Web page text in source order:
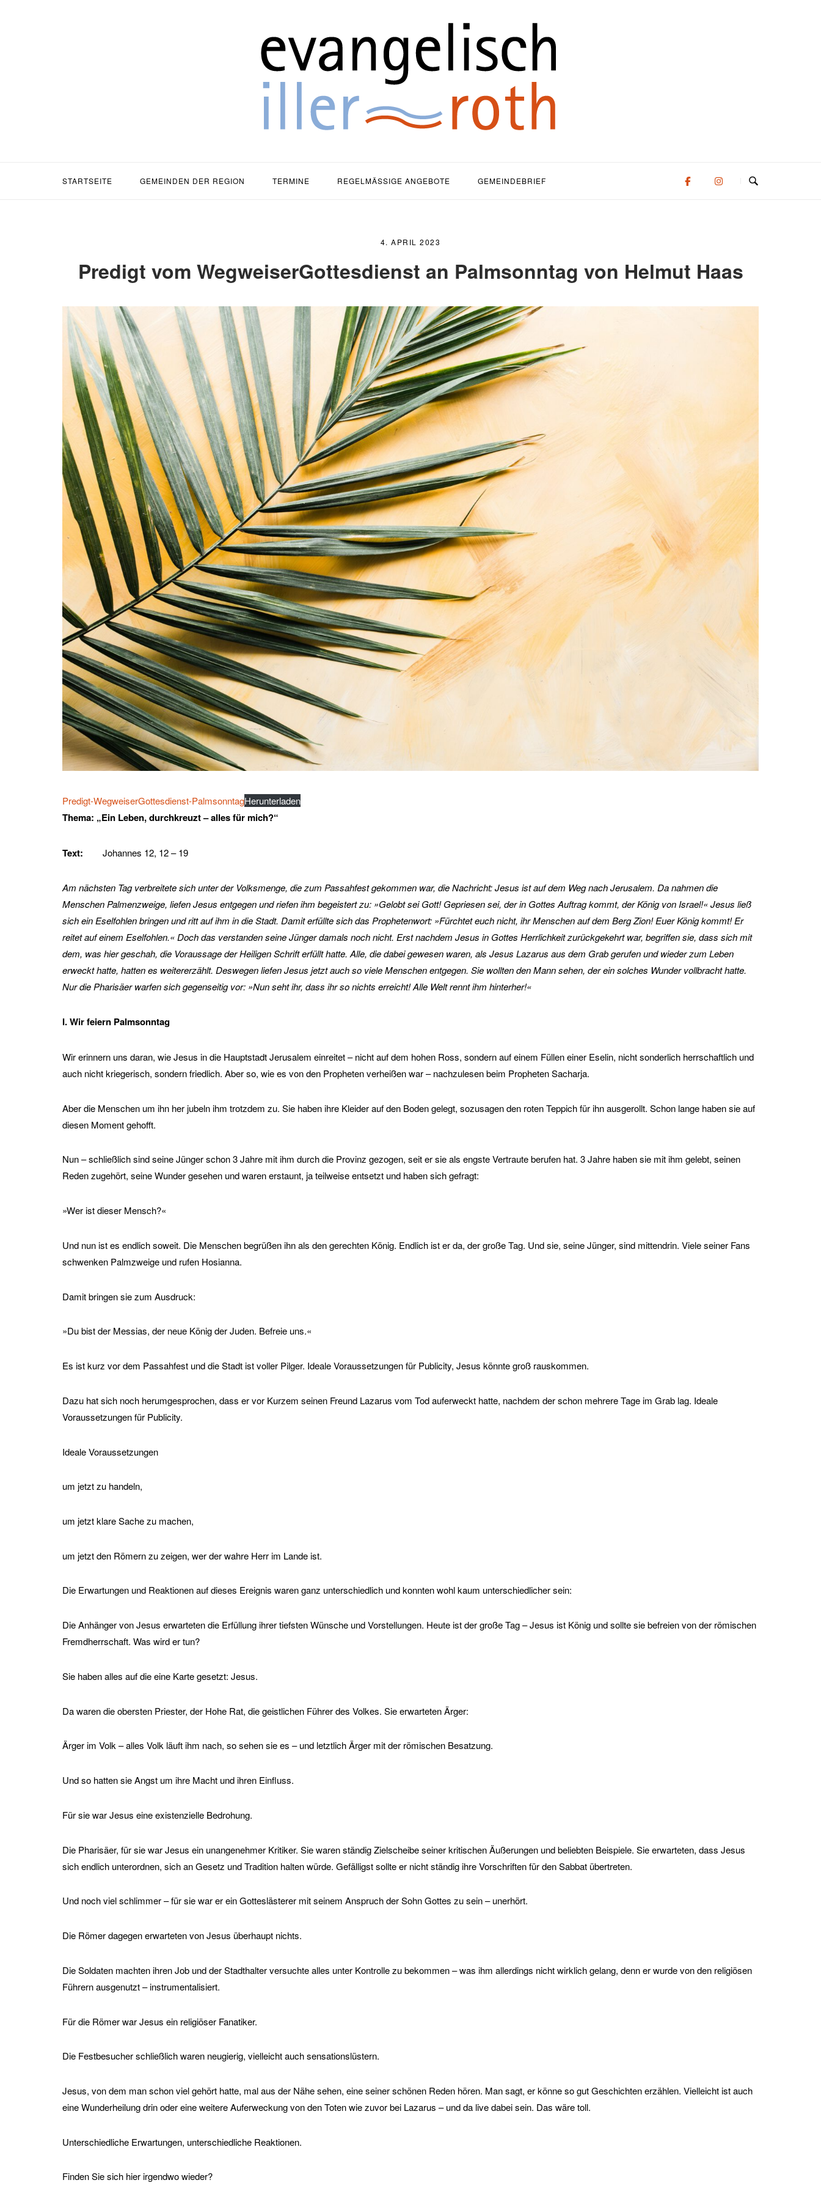
STARTSEITE GEMEINDEN DER REGION TERMINE REGELMÄSSIGE ANGEBOTE GEMEINDEBRIEF
4. APRIL 2023
Predigt vom WegweiserGottesdienst an Palmsonntag von Helmut Haas
Predigt-WegweiserGottesdienst-PalmsonntagHerunterladen
Thema: „Ein Leben, durchkreuzt – alles für mich?“
Text: Johannes 12, 12 – 19
Am nächsten Tag verbreitete sich unter der Volksmenge, die zum Passahfest gekommen war, die Nachricht: Jesus ist auf dem Weg nach Jerusalem. Da nahmen die
Menschen Palmenzweige, liefen Jesus entgegen und riefen ihm begeistert zu: »Gelobt sei Gott! Gepriesen sei, der in Gottes Auftrag kommt, der König von Israel!« Jesus ließ
sich ein Eselfohlen bringen und ritt auf ihm in die Stadt. Damit erfüllte sich das Prophetenwort: »Fürchtet euch nicht, ihr Menschen auf dem Berg Zion! Euer König kommt! Er
reitet auf einem Eselfohlen.« Doch das verstanden seine Jünger damals noch nicht. Erst nachdem Jesus in Gottes Herrlichkeit zurückgekehrt war, begriffen sie, dass sich mit
dem, was hier geschah, die Voraussage der Heiligen Schrift erfüllt hatte. Alle, die dabei gewesen waren, als Jesus Lazarus aus dem Grab gerufen und wieder zum Leben
erweckt hatte, hatten es weitererzählt. Deswegen liefen Jesus jetzt auch so viele Menschen entgegen. Sie wollten den Mann sehen, der ein solches Wunder vollbracht hatte.
Nur die Pharisäer warfen sich gegenseitig vor: »Nun seht ihr, dass ihr so nichts erreicht! Alle Welt rennt ihm hinterher!«
I. Wir feiern Palmsonntag
Wir erinnern uns daran, wie Jesus in die Hauptstadt Jerusalem einreitet – nicht auf dem hohen Ross, sondern auf einem Füllen einer Eselin, nicht sonderlich herrschaftlich und
auch nicht kriegerisch, sondern friedlich. Aber so, wie es von den Propheten verheißen war – nachzulesen beim Propheten Sacharja.
Aber die Menschen um ihn her jubeln ihm trotzdem zu. Sie haben ihre Kleider auf den Boden gelegt, sozusagen den roten Teppich für ihn ausgerollt. Schon lange haben sie auf
diesen Moment gehofft.
Nun – schließlich sind seine Jünger schon 3 Jahre mit ihm durch die Provinz gezogen, seit er sie als engste Vertraute berufen hat. 3 Jahre haben sie mit ihm gelebt, seinen
Reden zugehört, seine Wunder gesehen und waren erstaunt, ja teilweise entsetzt und haben sich gefragt:
»Wer ist dieser Mensch?«
Und nun ist es endlich soweit. Die Menschen begrüßen ihn als den gerechten König. Endlich ist er da, der große Tag. Und sie, seine Jünger, sind mittendrin. Viele seiner Fans
schwenken Palmzweige und rufen Hosianna.
Damit bringen sie zum Ausdruck:
»Du bist der Messias, der neue König der Juden. Befreie uns.«
Es ist kurz vor dem Passahfest und die Stadt ist voller Pilger. Ideale Voraussetzungen für Publicity, Jesus könnte groß rauskommen.
Dazu hat sich noch herumgesprochen, dass er vor Kurzem seinen Freund Lazarus vom Tod auferweckt hatte, nachdem der schon mehrere Tage im Grab lag. Ideale
Voraussetzungen für Publicity.
Ideale Voraussetzungen
um jetzt zu handeln,
um jetzt klare Sache zu machen,
um jetzt den Römern zu zeigen, wer der wahre Herr im Lande ist.
Die Erwartungen und Reaktionen auf dieses Ereignis waren ganz unterschiedlich und konnten wohl kaum unterschiedlicher sein:
Die Anhänger von Jesus erwarteten die Erfüllung ihrer tiefsten Wünsche und Vorstellungen. Heute ist der große Tag – Jesus ist König und sollte sie befreien von der römischen
Fremdherrschaft. Was wird er tun?
Sie haben alles auf die eine Karte gesetzt: Jesus.
Da waren die obersten Priester, der Hohe Rat, die geistlichen Führer des Volkes. Sie erwarteten Ärger:
Ärger im Volk – alles Volk läuft ihm nach, so sehen sie es – und letztlich Ärger mit der römischen Besatzung.
Und so hatten sie Angst um ihre Macht und ihren Einfluss.
Für sie war Jesus eine existenzielle Bedrohung.
Die Pharisäer, für sie war Jesus ein unangenehmer Kritiker. Sie waren ständig Zielscheibe seiner kritischen Äußerungen und beliebten Beispiele. Sie erwarteten, dass Jesus
sich endlich unterordnen, sich an Gesetz und Tradition halten würde. Gefälligst sollte er nicht ständig ihre Vorschriften für den Sabbat übertreten.
Und noch viel schlimmer – für sie war er ein Gotteslästerer mit seinem Anspruch der Sohn Gottes zu sein – unerhört.
Die Römer dagegen erwarteten von Jesus überhaupt nichts.
Die Soldaten machten ihren Job und der Stadthalter versuchte alles unter Kontrolle zu bekommen – was ihm allerdings nicht wirklich gelang, denn er wurde von den religiösen
Führern ausgenutzt – instrumentalisiert.
Für die Römer war Jesus ein religiöser Fanatiker.
Die Festbesucher schließlich waren neugierig, vielleicht auch sensationslüstern.
Jesus, von dem man schon viel gehört hatte, mal aus der Nähe sehen, eine seiner schönen Reden hören. Man sagt, er könne so gut Geschichten erzählen. Vielleicht ist auch
eine Wunderheilung drin oder eine weitere Auferweckung von den Toten wie zuvor bei Lazarus – und da live dabei sein. Das wäre toll.
Unterschiedliche Erwartungen, unterschiedliche Reaktionen.
Finden Sie sich hier irgendwo wieder?